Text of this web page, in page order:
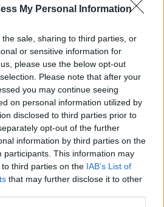
My Personal Information
sale, sharing to third parties, or
or sensitive information for
please use the below opt-out
Please note that after your
you may continue seeing
on personal information utilized by
disclosed to third parties prior to
opt-out of the further
information by third parties on the
participants. This information may
third parties on the IAB’s List of
that may further disclose it to other